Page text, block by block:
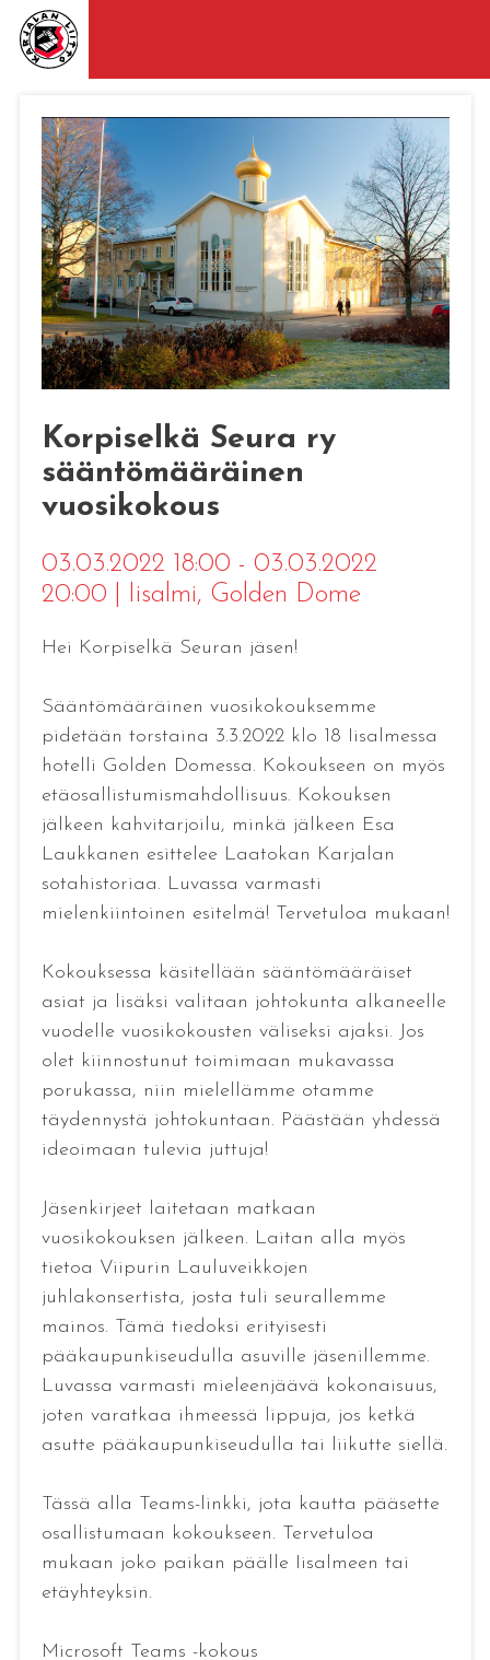
Korpiselkä Seura ry
sääntömääräinen
vuosikokous
03.03.2022 18:00 - 03.03.2022
20:00
Iisalmi, Golden Dome
Hei Korpiselkä Seuran jäsen!
Sääntömääräinen vuosikokouksemme
pidetään torstaina 3.3.2022 klo 18 Iisalmessa
hotelli Golden Domessa. Kokoukseen on myös
etäosallistumismahdollisuus. Kokouksen
jälkeen kahvitarjoilu, minkä jälkeen Esa
Laukkanen esittelee Laatokan Karjalan
sotahistoriaa. Luvassa varmasti
mielenkiintoinen esitelmä! Tervetuloa mukaan!
Kokouksessa käsitellään sääntömääräiset
asiat ja lisäksi valitaan johtokunta alkaneelle
vuodelle vuosikokousten väliseksi ajaksi. Jos
olet kiinnostunut toimimaan mukavassa
porukassa, niin mielellämme otamme
täydennystä johtokuntaan. Päästään yhdessä
ideoimaan tulevia juttuja!
Jäsenkirjeet laitetaan matkaan
vuosikokouksen jälkeen. Laitan alla myös
tietoa Viipurin Lauluveikkojen
juhlakonsertista, josta tuli seurallemme
mainos. Tämä tiedoksi erityisesti
pääkaupunkiseudulla asuville jäsenillemme.
Luvassa varmasti mieleenjäävä kokonaisuus,
joten varatkaa ihmeessä lippuja, jos ketkä
asutte pääkaupunkiseudulla tai liikutte siellä.
Tässä alla Teams-linkki, jota kautta pääsette
osallistumaan kokoukseen. Tervetuloa
mukaan joko paikan päälle Iisalmeen tai
etäyhteyksin.
Microsoft Teams -kokous